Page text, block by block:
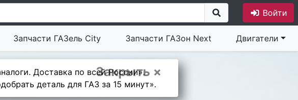
Войти
Запчасти ГАЗель City Запчасти ГАЗон Next Двигатели
Закрыть ×
Доставка по всей России».
деталь для ГАЗ за 15 минут».